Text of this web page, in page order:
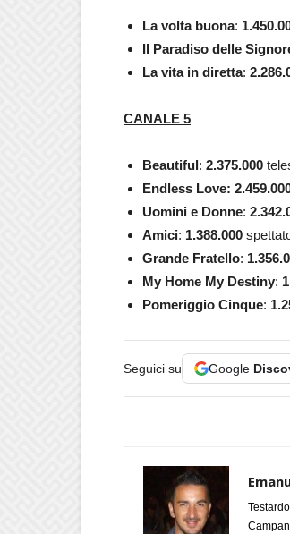
La volta buona:
Il Paradiso delle
La vita in diretta:
CANALE 5
Beautiful: 2.375.000
Endless Love:
Uomini e Donne:
Amici: 1.388.000
Grande Fratello:
My Home My Destiny:
Pomeriggio Cinque:
Seguici su Google